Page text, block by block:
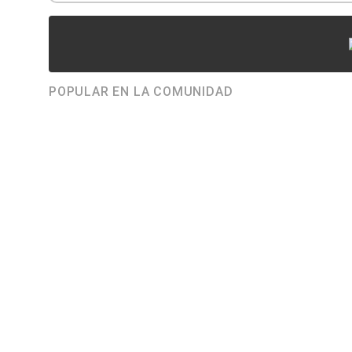
POPULAR EN LA COMUNIDAD